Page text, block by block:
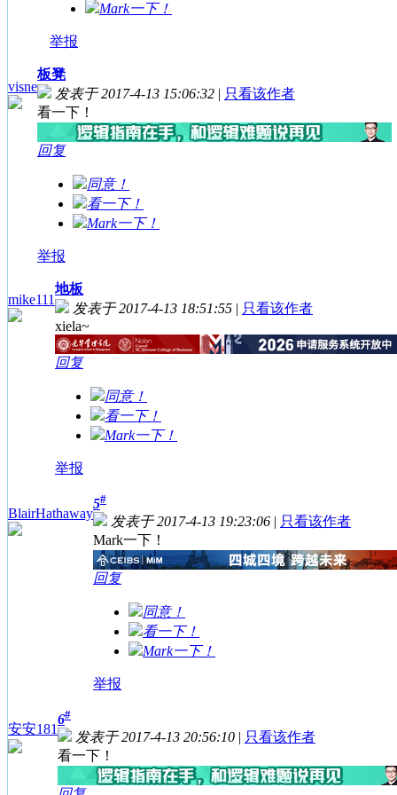
Mark一下！
举报
visne
板凳
发表于 2017-4-13 15:06:32 | 只看该作者
看一下！
回复
同意！
看一下！
Mark一下！
举报
mike111
地板
发表于 2017-4-13 18:51:55 | 只看该作者
xiela~
回复
同意！
看一下！
Mark一下！
举报
BlairHathaway
5#
发表于 2017-4-13 19:23:06 | 只看该作者
Mark一下！
回复
同意！
看一下！
Mark一下！
举报
安安181
6#
发表于 2017-4-13 20:56:10 | 只看该作者
看一下！